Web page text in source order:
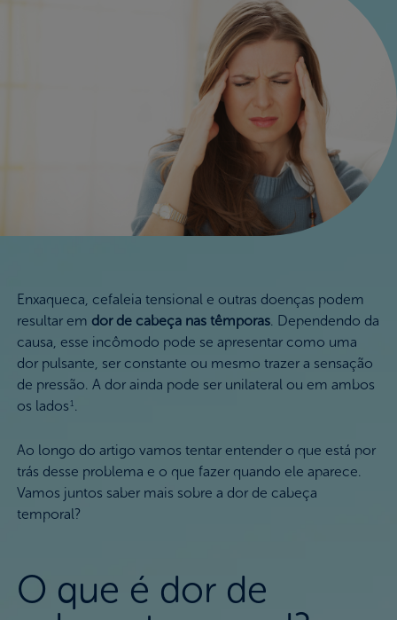
Enxaqueca, cefaleia tensional e outras doenças podem
resultar em dor de cabeça nas têmporas. Dependendo da
causa, esse incômodo pode se apresentar como uma
dor pulsante, ser constante ou mesmo trazer a sensação
de pressão. A dor ainda pode ser unilateral ou em ambos
os lados 1
Ao longo do artigo vamos tentar entender o que está por
trás desse problema e o que fazer quando ele aparece.
Vamos juntos saber mais sobre a dor de cabeça
temporal?
O que é dor de